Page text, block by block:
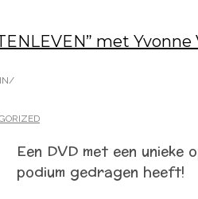
met
/
Een DVD met een
podium gedragen heeft!